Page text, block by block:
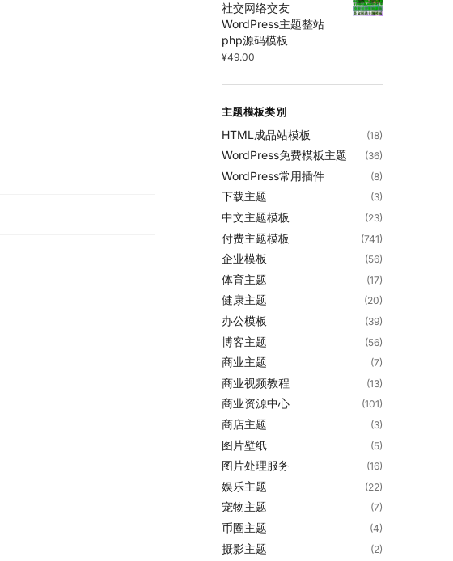
社交网络交友
WordPress主题整站
php源码模板
¥49.00
主题模板类别
HTML成品站模板 (18)
WordPress免费模板主题 (36)
WordPress常用插件 (8)
下载主题 (3)
中文主题模板 (23)
付费主题模板 (741)
企业模板 (56)
体育主题 (17)
健康主题 (20)
办公模板 (39)
博客主题 (56)
商业主题 (7)
商业视频教程 (13)
商业资源中心 (101)
商店主题 (3)
图片壁纸 (5)
图片处理服务 (16)
娱乐主题 (22)
宠物主题 (7)
币圈主题 (4)
摄影主题 (2)